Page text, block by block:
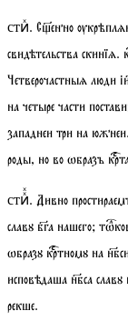
стиⷯ. С҃енно
свидѣтельства
Четверочастныѧ люди
на четыре части
западнеи три на
роды, но во ѡбразъ
стиⷯⷯ. Дивно
славꙋ бга нашего;
ѡбразꙋ кртномꙋ на
исповѣдаша нбса
рекше.